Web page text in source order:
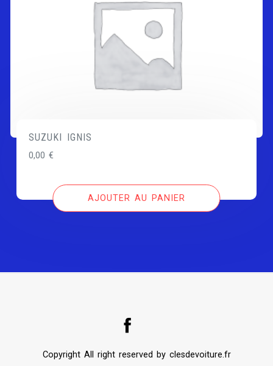
SUZUKI IGNIS
0,00€
AJOUTER AU PANIER
Copyright All right reserved by clesdevoiture.fr